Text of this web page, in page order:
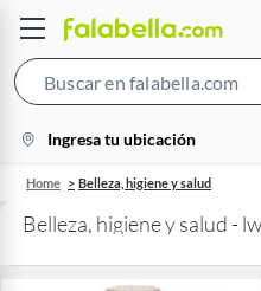
location-
icon
Ingresa tu ubicación
Home Belleza, higiene y salud
Belleza, higiene y salud -